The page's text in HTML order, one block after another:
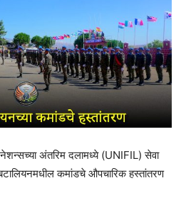
अंतरिम दलामध्ये (UNIFIL) सेवा
कमांडचे औपचारिक हस्तांतरण